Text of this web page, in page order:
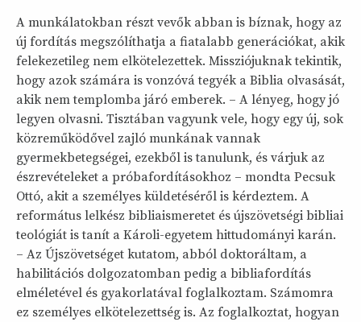
A munkálatokban részt vevők abban is bíznak, hogy az
új fordítás megszólíthatja a fiatalabb generációkat, akik
felekezetileg nem elkötelezettek. Missziójuknak tekintik,
hogy azok számára is vonzóvá tegyék a Biblia olvasását,
akik nem templomba járó emberek. – A lényeg, hogy jó
legyen olvasni. Tisztában vagyunk vele, hogy egy új, sok
közreműködővel zajló munkának vannak
gyermekbetegségei, ezekből is tanulunk, és várjuk az
észrevételeket a próbafordításokhoz – mondta Pecsuk
Ottó, akit a személyes küldetéséről is kérdeztem. A
református lelkész bibliaismeretet és újszövetségi bibliai
teológiát is tanít a Károli-egyetem hittudományi karán.
– Az Újszövetséget kutatom, abból doktoráltam, a
habilitációs dolgozatomban pedig a bibliafordítás
elméletével és gyakorlatával foglalkoztam. Számomra
ez személyes elkötelezettség is. Az foglalkoztat, hogyan